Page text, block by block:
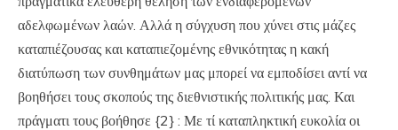
αδελφωμένων λαών. Αλλά η σύγχυση που χύνει στις μάζες
καταπιέζουσας και καταπιεζομένης εθνικότητας η κακή
διατύπωση των συνθημάτων μας μπορεί να εμποδίσει αντί να
βοηθήσει τους σκοπούς της διεθνιστικής πολιτικής μας. Και
πράγματι τους βοήθησε {2} : Με τί καταπληκτική ευκολία οι